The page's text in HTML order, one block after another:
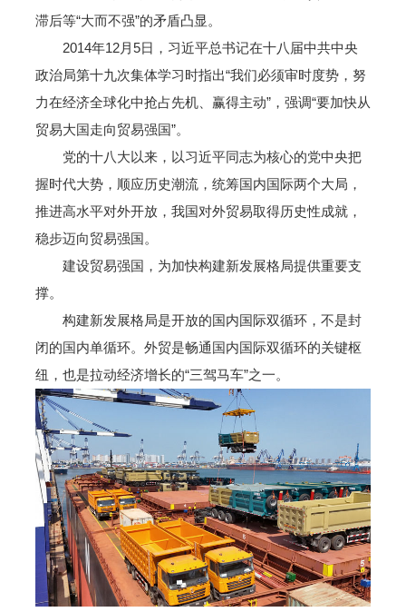
滞后等“大而不强”的矛盾凸显。
2014年12月5日，习近平总书记在十八届中共中央
政治局第十九次集体学习时指出“我们必须审时度势，努
力在经济全球化中抢占先机、赢得主动”，强调“要加快从
贸易大国走向贸易强国”。
党的十八大以来，以习近平同志为核心的党中央把
握时代大势，顺应历史潮流，统筹国内国际两个大局，
推进高水平对外开放，我国对外贸易取得历史性成就，
稳步迈向贸易强国。
建设贸易强国，为加快构建新发展格局提供重要支
撑。
构建新发展格局是开放的国内国际双循环，不是封
闭的国内单循环。外贸是畅通国内国际双循环的关键枢
纽，也是拉动经济增长的“三驾马车”之一。